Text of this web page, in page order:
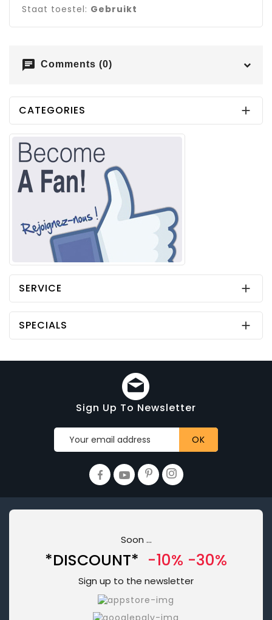
Staat toestel: Gebruikt
chat Comments (0)
CATEGORIES 
SERVICE 
SPECIALS 
Sign Up To Newsletter
Soon ...
*DISCOUNT* -10% -30%
Sign up to the newsletter